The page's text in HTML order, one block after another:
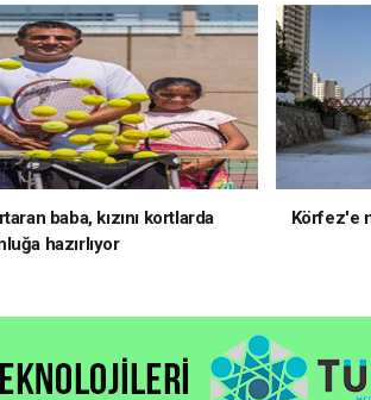
baba, kızını kortlarda
hazırlıyor
Körfez'e